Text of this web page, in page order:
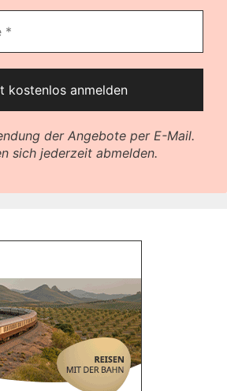
der Angebote per E-Mail.
sich jederzeit abmelden.